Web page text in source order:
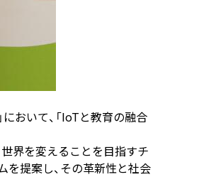
おいて、「IoTと教育の融合
世界を変えることを目指すチ
提案し、その革新性と社会